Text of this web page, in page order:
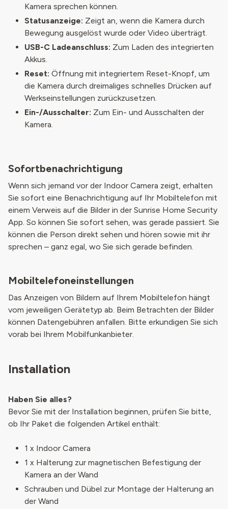
Kamera sprechen können.
Statusanzeige: Zeigt an, wenn die Kamera durch
Bewegung ausgelöst wurde oder Video überträgt.
USB-C Ladeanschluss: Zum Laden des integrierten
Akkus.
Reset: Öffnung mit integriertem Reset-Knopf, um
die Kamera durch dreimaliges schnelles Drücken auf
Werkseinstellungen zurückzusetzen.
Ein-/Ausschalter: Zum Ein- und Ausschalten der
Kamera.
Sofortbenachrichtigung
Wenn sich jemand vor der Indoor Camera zeigt, erhalten
Sie sofort eine Benachrichtigung auf Ihr Mobiltelefon mit
einem Verweis auf die Bilder in der Sunrise Home Security
App. So können Sie sofort sehen, was gerade passiert. Sie
können die Person direkt sehen und hören sowie mit ihr
sprechen – ganz egal, wo Sie sich gerade befinden.
Mobiltelefoneinstellungen
Das Anzeigen von Bildern auf Ihrem Mobiltelefon hängt
vom jeweiligen Gerätetyp ab. Beim Betrachten der Bilder
können Datengebühren anfallen. Bitte erkundigen Sie sich
vorab bei Ihrem Mobilfunkanbieter.
Installation
Haben Sie alles?
Bevor Sie mit der Installation beginnen, prüfen Sie bitte,
ob Ihr Paket die folgenden Artikel enthält:
1 x Indoor Camera
1 x Halterung zur magnetischen Befestigung der
Kamera an der Wand
Schrauben und Dübel zur Montage der Halterung an
der Wand